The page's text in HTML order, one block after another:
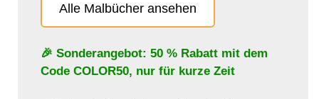
Alle Malbücher ansehen
🎉 Sonderangebot: 50 % Rabatt mit dem
Code COLOR50, nur für kurze Zeit